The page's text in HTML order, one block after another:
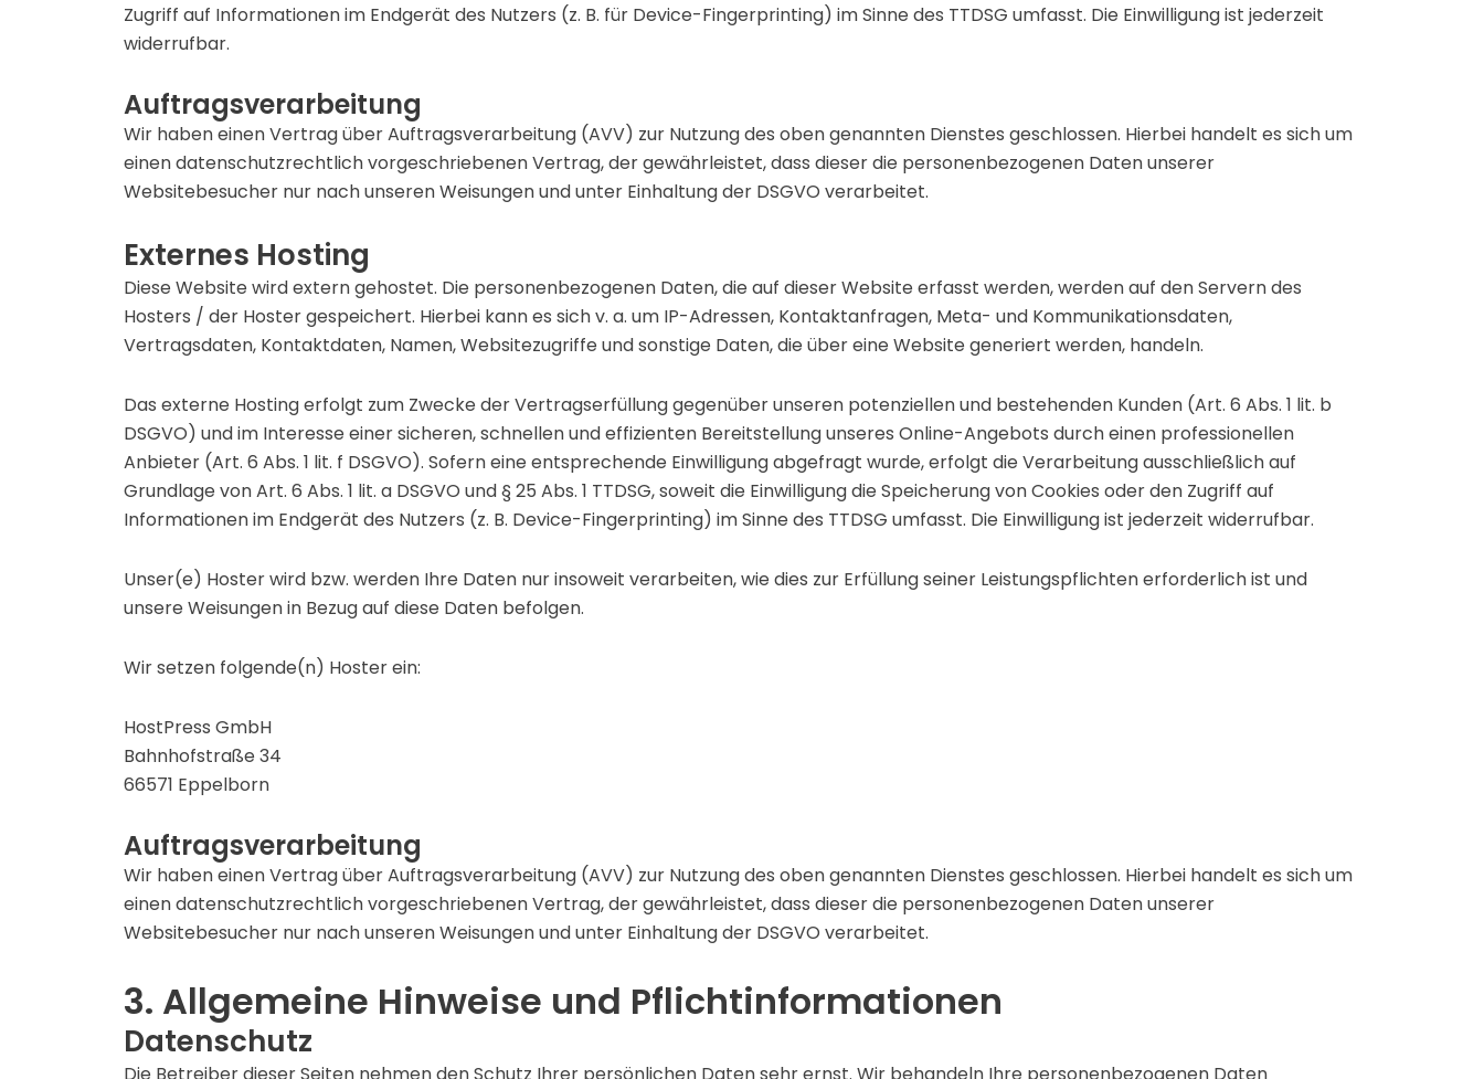
Zugriff auf Informationen im Endgerät des Nutzers (z. B. für Device-Fingerprinting) im Sinne des TTDSG umfasst. Die Einwilligung ist jederzeit
widerrufbar.
Auftragsverarbeitung
Wir haben einen Vertrag über Auftragsverarbeitung (AVV) zur Nutzung des oben genannten Dienstes geschlossen. Hierbei handelt es sich um
einen datenschutzrechtlich vorgeschriebenen Vertrag, der gewährleistet, dass dieser die personenbezogenen Daten unserer
Websitebesucher nur nach unseren Weisungen und unter Einhaltung der DSGVO verarbeitet.
Externes Hosting
Diese Website wird extern gehostet. Die personenbezogenen Daten, die auf dieser Website erfasst werden, werden auf den Servern des
Hosters / der Hoster gespeichert. Hierbei kann es sich v. a. um IP-Adressen, Kontaktanfragen, Meta- und Kommunikationsdaten,
Vertragsdaten, Kontaktdaten, Namen, Websitezugriffe und sonstige Daten, die über eine Website generiert werden, handeln.
Das externe Hosting erfolgt zum Zwecke der Vertragserfüllung gegenüber unseren potenziellen und bestehenden Kunden (Art. 6 Abs. 1 lit. b
DSGVO) und im Interesse einer sicheren, schnellen und effizienten Bereitstellung unseres Online-Angebots durch einen professionellen
Anbieter (Art. 6 Abs. 1 lit. f DSGVO). Sofern eine entsprechende Einwilligung abgefragt wurde, erfolgt die Verarbeitung ausschließlich auf
Grundlage von Art. 6 Abs. 1 lit. a DSGVO und § 25 Abs. 1 TTDSG, soweit die Einwilligung die Speicherung von Cookies oder den Zugriff auf
Informationen im Endgerät des Nutzers (z. B. Device-Fingerprinting) im Sinne des TTDSG umfasst. Die Einwilligung ist jederzeit widerrufbar.
Unser(e) Hoster wird bzw. werden Ihre Daten nur insoweit verarbeiten, wie dies zur Erfüllung seiner Leistungspflichten erforderlich ist und
unsere Weisungen in Bezug auf diese Daten befolgen.
Wir setzen folgende(n) Hoster ein:
HostPress GmbH
Bahnhofstraße 34
66571 Eppelborn
Auftragsverarbeitung
Wir haben einen Vertrag über Auftragsverarbeitung (AVV) zur Nutzung des oben genannten Dienstes geschlossen. Hierbei handelt es sich um
einen datenschutzrechtlich vorgeschriebenen Vertrag, der gewährleistet, dass dieser die personenbezogenen Daten unserer
Websitebesucher nur nach unseren Weisungen und unter Einhaltung der DSGVO verarbeitet.
3. Allgemeine Hinweise und Pflicht­informationen
Datenschutz
Die Betreiber dieser Seiten nehmen den Schutz Ihrer persönlichen Daten sehr ernst. Wir behandeln Ihre personenbezogenen Daten